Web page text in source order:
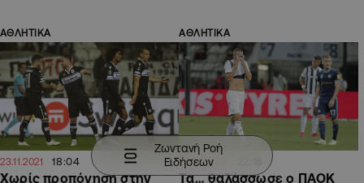
ΑΘΛΗΤΙΚΑ
23.11.2021 18:04
Χωρίς προπόνηση στην
ΑΘΛΗΤΙΚΑ
29.08.2019
Τα… θαλάσσωσε ο ΠΑΟΚ
Ζωντανή Ροή
Ειδήσεων